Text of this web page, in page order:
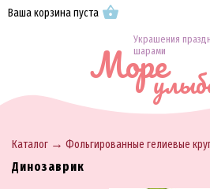
Ваша корзина пуста
Украшения
шарами
Море
Каталог → Фольгированные гелиевые
Динозаврик